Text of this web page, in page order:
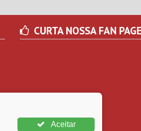
CURTA NOSSA FAN PAGE
Aceitar